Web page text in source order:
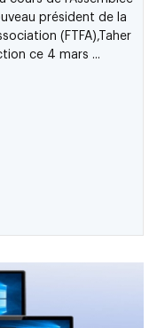
président de la
(FTFA),Taher
ce 4 mars ...